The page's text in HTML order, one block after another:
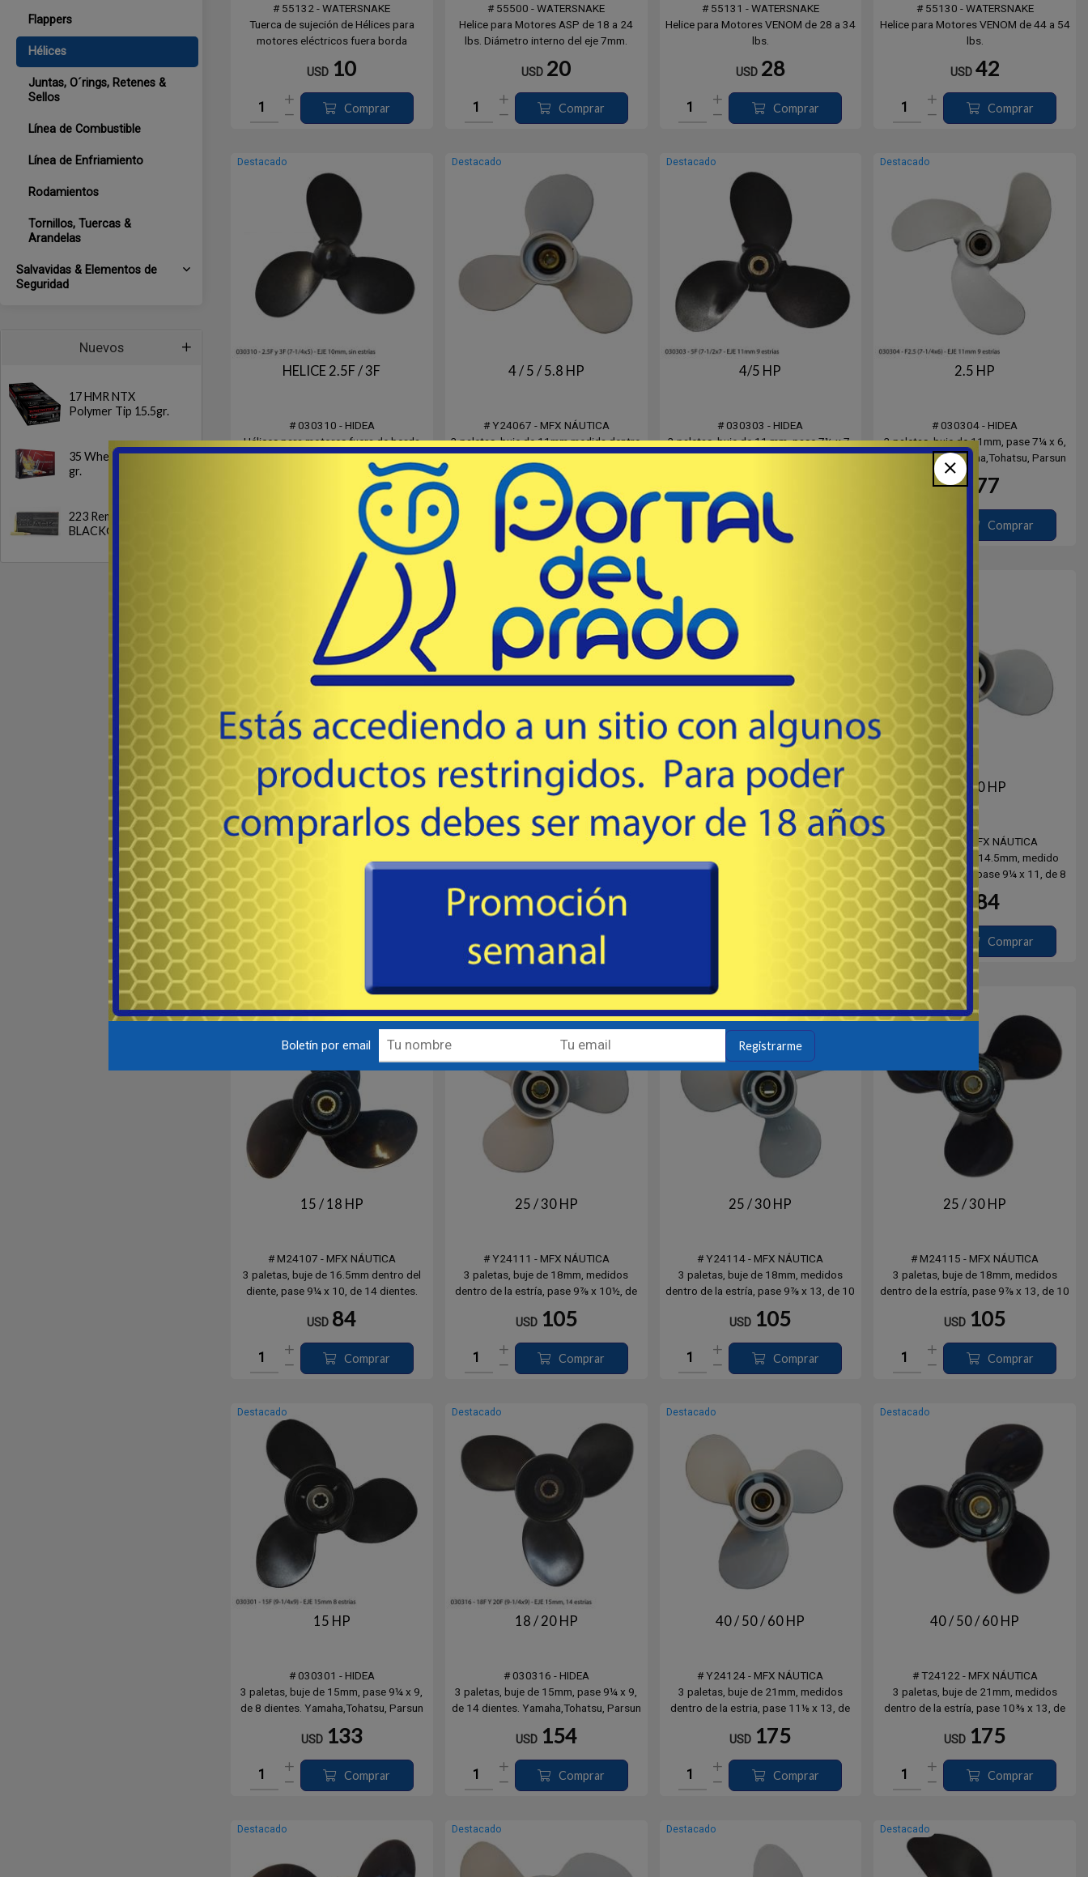
Flappers
Hélices
Juntas, O´rings, Retenes &
Sellos
Línea de Combustible
Línea de Enfriamiento
Rodamientos
Tornillos, Tuercas &
Arandelas
Salvavidas & Elementos de
Seguridad
Nuevos
17 HMR NTX
Polymer Tip 15.5gr.
35 Whelen SP 200
gr.
223 Rem. FMJ
BLACK® 62 gr
# 55132 - WATERSNAKE
Tuerca de sujeción de Hélices para
motores eléctricos fuera borda
USD 10
Comprar
# 55500 - WATERSNAKE
Helice para Motores ASP de 18 a 24
lbs. Diámetro interno del eje 7mm.
USD 20
Comprar
# 55131 - WATERSNAKE
Helice para Motores VENOM de 28 a 34
lbs.
USD 28
Comprar
# 55130 - WATERSNAKE
Helice para Motores VENOM de 44 a 54
lbs.
USD 42
Comprar
Destacado
HELICE 2.5F / 3F
# 030310 - HIDEA
Hélices para motores fuera de borda
HIDEA 2.5F y 3F y compatibles con
Yamaha,Tohatsu, Parsun & Mercury.
Para toda tarea, velocidad & fuerza.
2.5F y 3F (2 Tiempos) - 7-1/4x5
(030310) - EJE 10mm, sin estrías (X).
Comprar
Destacado
4 / 5 / 5.8 HP
# Y24067 - MFX NÁUTICA
3 paletas, buje de 11mm medida dentro
de la estría, pase 7¼ x 6½, de 9 dientes.
Yamaha, Hidea, Parsun.
56
Comprar
Destacado
4/5 HP
# 030303 - HIDEA
3 paletas, buje de 11 mm, pase 7½ x 7,
de 9 dientes. Yamaha,Tohatsu, Parsun
USD 75
Comprar
Destacado
2.5 HP
# 030304 - HIDEA
3 paletas, buje de 11mm, pase 7¼ x 6,
de 9 dientes. Yamaha,Tohatsu, Parsun
& Mercury.
USD 77
Comprar
8 / 9.8 / 9.9 HP
# M24106 - MFX NÁUTICA
3 paletas, buje de 14mm, medidos
dentro de la estría, pase 8½ x 8½, de 12
dientes. Hidea, Mercury, Mariner,
Destacado
15 HP
# J24103 - MFX NÁUTICA
3 paletas, buje de 15.5mm, mediod
dentro de la estría, pase 9 x 11, de 13
dientes. Johnson / Evinrude STD
USD 84
Comprar
8 HP
# Y24101 - MFX NÁUTICA
3 paletas, buje de 20mm, medido
dentro de la estría, pase 8½ x 8½, de 7
dientes. Yamaha, Hidea, Parsun
15 / 20 HP
# Y24106 - MFX NÁUTICA
3 paletas, buje de 14.5mm, medido
dentro de la estría, pase 9¼ x 11, de 8
dientes. Yamaha, Hidea, Parsun (FMHS
2003)
USD 84
Comprar
Destacado
15 / 18 HP
# M24107 - MFX NÁUTICA
3 paletas, buje de 16.5mm dentro del
diente, pase 9¼ x 10, de 14 dientes.
Tohatsu, Parsun
USD 84
Comprar
Destacado
25 / 30 HP
# Y24111 - MFX NÁUTICA
3 paletas, buje de 18mm, medidos
dentro de la estría, pase 9⅞ x 10½, de
(DMHS)
USD 105
Comprar
Destacado
25 / 30 HP
# Y24114 - MFX NÁUTICA
3 paletas, buje de 18mm, medidos
dentro de la estría, pase 9⅞ x 13, de 10
Parsun
USD 105
Comprar
Destacado
25 / 30 HP
# M24115 - MFX NÁUTICA
3 paletas, buje de 18mm, medidos
dentro de la estría, pase 9⅞ x 13, de 10
Separador incorporado para un calce
USD 105
Comprar
Destacado
15 HP
# 030301 - HIDEA
3 paletas, buje de 15mm, pase 9¼ x 9,
de 8 dientes. Yamaha,Tohatsu, Parsun
USD 133
Comprar
Destacado
18 / 20 HP
# 030316 - HIDEA
3 paletas, buje de 15mm, pase 9¼ x 9,
de 14 dientes. Yamaha,Tohatsu, Parsun
USD 154
Comprar
Destacado
40 / 50 / 60 HP
# Y24124 - MFX NÁUTICA
3 paletas, buje de 21mm, medidos
dentro de la estria, pase 11⅛ x 13, de
USD 175
Comprar
Destacado
40 / 50 / 60 HP
# T24122 - MFX NÁUTICA
3 paletas, buje de 21mm, medidos
dentro de la estría, pase 10⅜ x 13, de
USD 175
Comprar
Destacado Destacado Destacado Destacado
Boletín por email Registrarme